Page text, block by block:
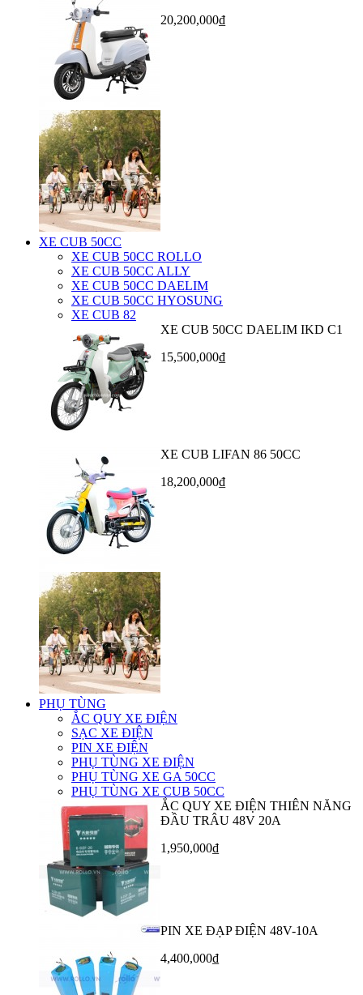
20,200,000₫
XE CUB 50CC
XE CUB 50CC ROLLO
XE CUB 50CC ALLY
XE CUB 50CC DAELIM
XE CUB 50CC HYOSUNG
XE CUB 82
XE CUB 50CC DAELIM IKD C1
15,500,000₫
XE CUB LIFAN 86 50CC
18,200,000₫
PHỤ TÙNG
ẮC QUY XE ĐIỆN
SẠC XE ĐIỆN
PIN XE ĐIỆN
PHỤ TÙNG XE ĐIỆN
PHỤ TÙNG XE GA 50CC
PHỤ TÙNG XE CUB 50CC
ẮC QUY XE ĐIỆN THIÊN NĂNG
ĐẦU TRÂU 48V 20A
1,950,000₫
PIN XE ĐẠP ĐIỆN 48V-10A
4,400,000₫